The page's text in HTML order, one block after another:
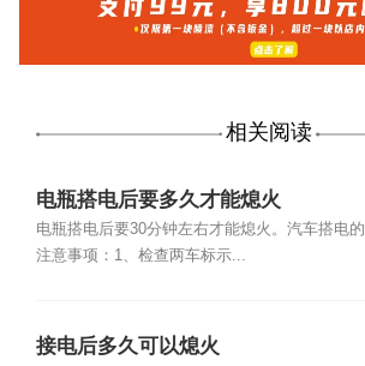
相关阅读
电瓶搭电后要多久才能熄火
电瓶搭电后要30分钟左右才能熄火。汽车搭电的
注意事项：1、检查两车标示...
接电后多久可以熄火